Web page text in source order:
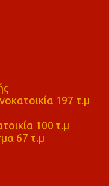
197 τ.μ
100 τ.μ
67 τ.μ